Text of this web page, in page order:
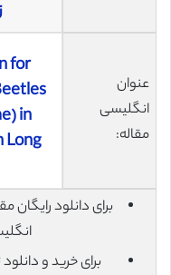
عنوان
انگلیسی
مقاله:
for
in
Long
برای خرید و